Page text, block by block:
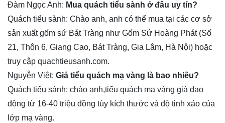
Đàm Ngọc Anh: Mua quách tiểu sành ở đâu uy tín?
Quách tiểu sành: Chào anh, anh có thể mua tại các cơ sở
sản xuất gốm sứ Bát Tràng như Gốm Sứ Hoàng Phát (Số
21, Thôn 6, Giang Cao, Bát Tràng, Gia Lâm, Hà Nội) hoặc
truy cập quachtieusanh.com.
Nguyễn Việt: Giá tiểu quách mạ vàng là bao nhiêu?
Quách tiểu sành: chào anh,tiểu quách mạ vàng giá dao
động từ 16-40 triệu đồng tùy kích thước và độ tinh xảo của
lớp mạ vàng.